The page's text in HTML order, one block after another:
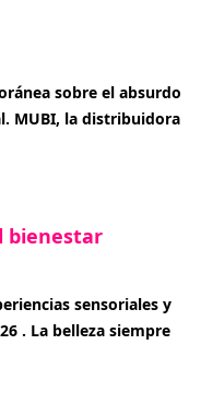
sobre el absurdo
MUBI, la distribuidora
bienestar
sensoriales y
. La belleza siempre